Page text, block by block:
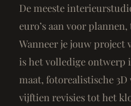
De meeste
euro’s aan voor
Wanneer je jouw project
is het volledige ontwerp
maat, fotorealistische
vijftien revisies tot het